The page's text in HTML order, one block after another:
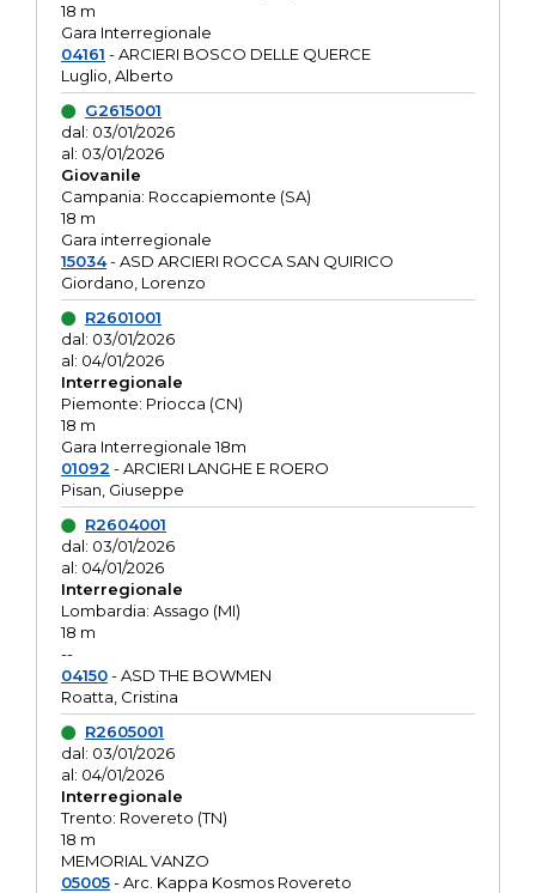
18 m
Gara Interregionale
04161 - ARCIERI BOSCO DELLE QUERCE
Luglio, Alberto
G2615001
dal: 03/01/2026
al: 03/01/2026
Giovanile
Campania: Roccapiemonte (SA)
18 m
Gara interregionale
15034- ASD ARCIERI ROCCA SAN QUIRICO
Giordano, Lorenzo
R2601001
dal: 03/01/2026
al: 04/01/2026
Interregionale
Piemonte: Priocca (CN)
18 m
Gara Interregionale 18m
01092 - ARCIERI LANGHE E ROERO
Pisan, Giuseppe
R2604001
dal: 03/01/2026
al: 04/01/2026
Interregionale
Lombardia: Assago (MI)
18 m
--
04150- ASD THE BOWMEN
Roatta, Cristina
R2605001
dal: 03/01/2026
al: 04/01/2026
Interregionale
Trento: Rovereto (TN)
18 m
MEMORIAL VANZO
05005- Arc. Kappa Kosmos Rovereto